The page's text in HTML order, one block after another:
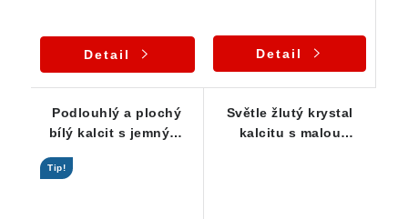
Detail Detail
Podlouhlý a plochý
bílý kalcit s jemnými
Tip!
Světle žlutý krystal
kalcitu s malou